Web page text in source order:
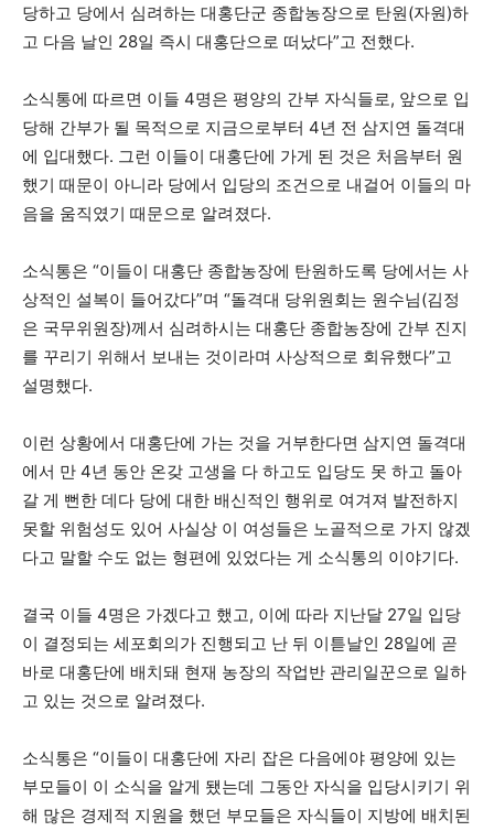
당하고 당에서 심려하는 대홍단군 종합농장으로 탄원(자원)하
고 다음 날인 28일 즉시 대홍단으로 떠났다”고 전했다.
소식통에 따르면 이들 4명은 평양의 간부 자식들로, 앞으로 입
당해 간부가 될 목적으로 지금으로부터 4년 전 삼지연 돌격대
에 입대했다. 그런 이들이 대홍단에 가게 된 것은 처음부터 원
했기 때문이 아니라 당에서 입당의 조건으로 내걸어 이들의 마
음을 움직였기 때문으로 알려졌다.
소식통은 “이들이 대홍단 종합농장에 탄원하도록 당에서는 사
상적인 설복이 들어갔다”며 “돌격대 당위원회는 원수님(김정
은 국무위원장)께서 심려하시는 대홍단 종합농장에 간부 진지
를 꾸리기 위해서 보내는 것이라며 사상적으로 회유했다”고
설명했다.
이런 상황에서 대홍단에 가는 것을 거부한다면 삼지연 돌격대
에서 만 4년 동안 온갖 고생을 다 하고도 입당도 못 하고 돌아
갈 게 뻔한 데다 당에 대한 배신적인 행위로 여겨져 발전하지
못할 위험성도 있어 사실상 이 여성들은 노골적으로 가지 않겠
다고 말할 수도 없는 형편에 있었다는 게 소식통의 이야기다.
결국 이들 4명은 가겠다고 했고, 이에 따라 지난달 27일 입당
이 결정되는 세포회의가 진행되고 난 뒤 이튿날인 28일에 곧
바로 대홍단에 배치돼 현재 농장의 작업반 관리일꾼으로 일하
고 있는 것으로 알려졌다.
소식통은 “이들이 대홍단에 자리 잡은 다음에야 평양에 있는
부모들이 이 소식을 알게 됐는데 그동안 자식을 입당시키기 위
해 많은 경제적 지원을 했던 부모들은 자식들이 지방에 배치된